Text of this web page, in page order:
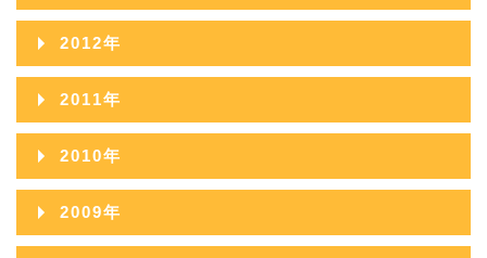
2015年10月
2015年09月
2015年08月
2015年07月
2015年06月
2015年05月
2014年11月
2014年10月
2014年09月
2014年08月
2014年07月
2014年06月
2013年12月
2013年11月
2013年10月
2013年09月
2013年08月
2012年
2012年12月
2012年11月
2012年10月
2012年09月
2011年
2011年12月
2011年11月
2011年10月
2010年
2010年12月
2010年11月
2009年